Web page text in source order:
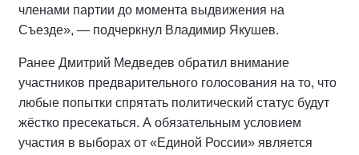
членами партии до момента выдвижения на
Съезде», — подчеркнул Владимир Якушев.
Ранее Дмитрий Медведев обратил внимание
участников предварительного голосования на то, что
любые попытки спрятать политический статус будут
жёстко пресекаться. А обязательным условием
участия в выборах от «Единой России» является